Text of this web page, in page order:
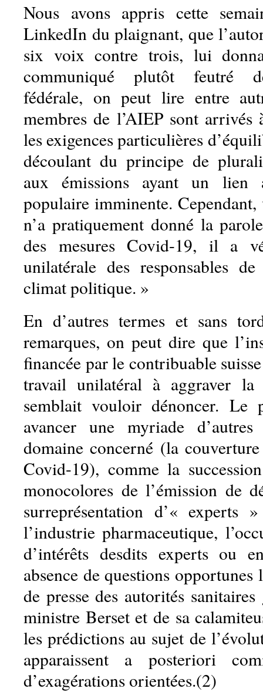
Nous avons appris cette
LinkedIn du plaignant, que
six voix contre trois, lui
communiqué plutôt feutré
fédérale, on peut lire entre
membres de l’AIEP sont
les exigences particulières
découlant du principe de
aux émissions ayant un lien
populaire imminente.
n’a pratiquement donné la
des mesures Covid-19, il a
unilatérale des responsables
climat politique. »
En d’autres termes et sans
remarques, on peut dire que
financée par le contribuable
travail unilatéral à aggraver
semblait vouloir dénoncer. Le
avancer une myriade
domaine concerné (la
Covid-19), comme la
monocolores de l’émission de
surreprésentation d’« experts
l’industrie pharmaceutique,
d’intérêts desdits experts ou
absence de questions opportunes
de presse des autorités
ministre Berset et de sa
les prédictions au sujet de
apparaissent a posteriori
d’exagérations orientées.(2)